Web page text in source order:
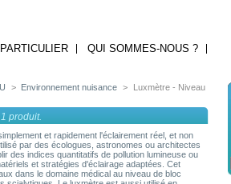
PARTICULIER QUI SOMMES-NOUS ?
> Environnement nuisance >
Luxmètre - Niveau
produit.
et rapidement l'éclairement réel, et non
par des écologues, astronomes ou architectes
des indices quantitatifs de pollution lumineuse ou
et stratégies d'éclairage adaptées. Cet
dans le domaine médical au niveau de bloc